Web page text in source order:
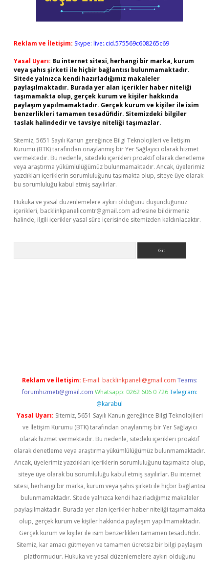
Reklam ve İletişim: Skype: live:.cid.575569c608265c69
Yasal Uyarı: Bu internet sitesi, herhangi bir marka, kurum
veya şahıs şirketi ile hiçbir bağlantısı bulunmamaktadır.
Sitede yalnızca kendi hazırladığımız makaleler
paylaşılmaktadır. Burada yer alan içerikler haber niteliği
taşımamakta olup, gerçek kurum ve kişiler hakkında
paylaşım yapılmamaktadır. Gerçek kurum ve kişiler ile isim
benzerlikleri tamamen tesadüfidir. Sitemizdeki bilgiler
taslak halindedir ve tavsiye niteliği taşımazlar.
Sitemiz, 5651 Sayılı Kanun gereğince Bilgi Teknolojileri ve İletişim
Kurumu (BTK) tarafından onaylanmış bir Yer Sağlayıcı olarak hizmet
vermektedir. Bu nedenle, sitedeki içerikleri proaktif olarak denetleme
veya araştırma yükümlülüğümüz bulunmamaktadır. Ancak, üyelerimiz
yazdıkları içeriklerin sorumluluğunu taşımakta olup, siteye üye olarak
bu sorumluluğu kabul etmiş sayılırlar.
Hukuka ve yasal düzenlemelere aykırı olduğunu düşündüğünüz
içerikleri, backlinkpanelicomtr@gmail.com adresine bildirmeniz
halinde, ilgili içerikler yasal süre içerisinde sitemizden kaldırılacaktır.
Reklam ve İletişim: E-mail: backlinkpaneli@gmail.com Teams:
forumhizmeti@gmail.com Whatsapp: 0262 606 0 726 Telegram:
@karabul
Yasal Uyarı: Sitemiz, 5651 Sayılı Kanun gereğince Bilgi Teknolojileri
ve İletişim Kurumu (BTK) tarafından onaylanmış bir Yer Sağlayıcı
olarak hizmet vermektedir. Bu nedenle, sitedeki içerikleri proaktif
olarak denetleme veya araştırma yükümlülüğümüz bulunmamaktadır.
Ancak, üyelerimiz yazdıkları içeriklerin sorumluluğunu taşımakta olup,
siteye üye olarak bu sorumluluğu kabul etmiş sayılırlar. Bu internet
sitesi, herhangi bir marka, kurum veya şahıs şirketi ile hiçbir bağlantısı
bulunmamaktadır. Sitede yalnızca kendi hazırladığımız makaleler
paylaşılmaktadır. Burada yer alan içerikler haber niteliği taşımamakta
olup, gerçek kurum ve kişiler hakkında paylaşım yapılmamaktadır.
Gerçek kurum ve kişiler ile isim benzerlikleri tamamen tesadüfidir.
Sitemiz, kar amacı gütmeyen ve tamamen ücretsiz bir bilgi paylaşım
platformudur. Hukuka ve yasal düzenlemelere aykırı olduğunu